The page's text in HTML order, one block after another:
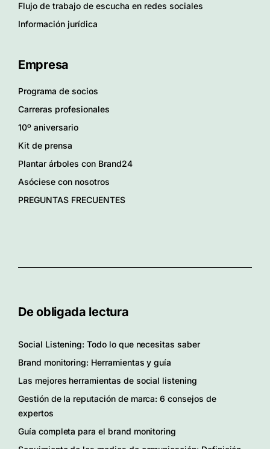
Flujo de trabajo de escucha en redes sociales
Información jurídica
Empresa
Programa de socios
Carreras profesionales
10º aniversario
Kit de prensa
Plantar árboles con Brand24
Asóciese con nosotros
PREGUNTAS FRECUENTES
De obligada lectura
Social Listening: Todo lo que necesitas saber
Brand monitoring: Herramientas y guía
Las mejores herramientas de social listening
Gestión de la reputación de marca: 6 consejos de
expertos
Guía completa para el brand monitoring